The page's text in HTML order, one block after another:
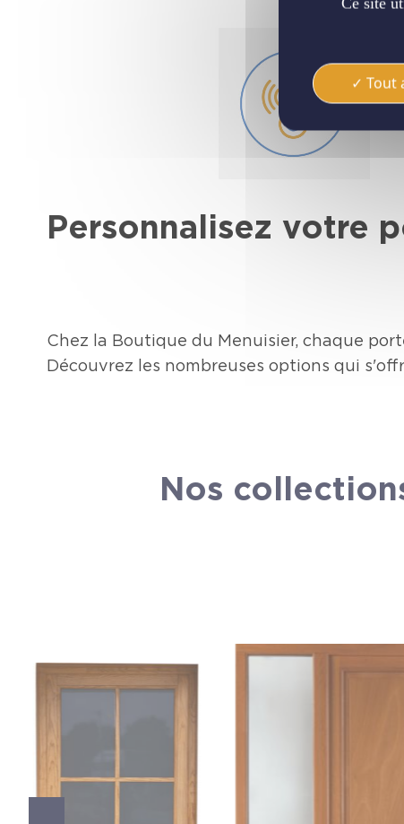
Personnalisez votre
Chez la Boutique du Menuisier, chaque
Découvrez les nombreuses options qui
Nos
Tout